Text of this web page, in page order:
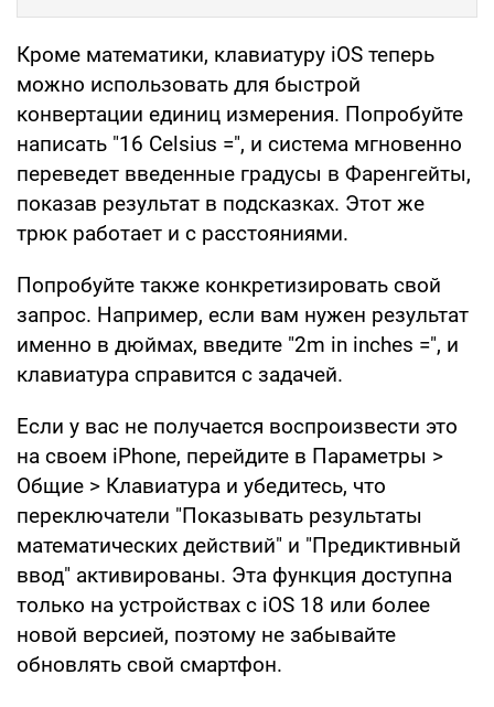
Кроме математики, клавиатуру iOS теперь
можно использовать для быстрой
конвертации единиц измерения. Попробуйте
написать "16 Celsius =", и система мгновенно
переведет введенные градусы в Фаренгейты,
показав результат в подсказках. Этот же
трюк работает и с расстояниями.
Попробуйте также конкретизировать свой
запрос. Например, если вам нужен результат
именно в дюймах, введите "2m in inches =", и
клавиатура справится с задачей.
Если у вас не получается воспроизвести это
на своем iPhone, перейдите в Параметры >
Общие > Клавиатура и убедитесь, что
переключатели "Показывать результаты
математических действий" и "Предиктивный
ввод" активированы. Эта функция доступна
только на устройствах с iOS 18 или более
новой версией, поэтому не забывайте
обновлять свой смартфон.